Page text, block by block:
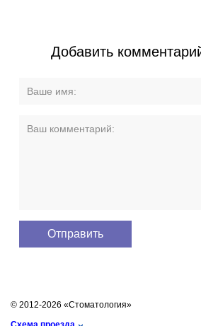
Добавить
© 2012-2026 «Стоматология»